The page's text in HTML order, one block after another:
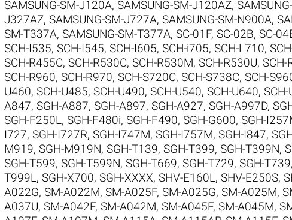
SAMSUNG-SM-J120A, SAMSUNG-SM-J120AZ,
J327AZ, SAMSUNG-SM-J727A, SAMSUNG-SM-N900A,
SM-T337A, SAMSUNG-SM-T377A, SC-01F, SC-02B, SC-
SCH-I535, SCH-I545, SCH-I605, SCH-i705, SCH-L710,
SCH-R455C, SCH-R530C, SCH-R530M, SCH-R530U, SCH-
SCH-R960, SCH-R970, SCH-S720C, SCH-S738C, SCH-
U460, SCH-U485, SCH-U490, SCH-U540, SCH-U640,
A847, SGH-A887, SGH-A897, SGH-A927, SGH-A997D,
SGH-F250L, SGH-F480i, SGH-F490, SGH-G600, SGH-
I727, SGH-I727R, SGH-I747M, SGH-I757M, SGH-I847,
M919, SGH-M919N, SGH-T139, SGH-T399, SGH-T399N,
SGH-T599, SGH-T599N, SGH-T669, SGH-T729, SGH-T739,
T999L, SGH-X700, SGH-XXXX, SHV-E160L, SHV-E250S,
A022G, SM-A022M, SM-A025F, SM-A025G, SM-A025M,
A037U, SM-A042F, SM-A042M, SM-A045F, SM-A045M,